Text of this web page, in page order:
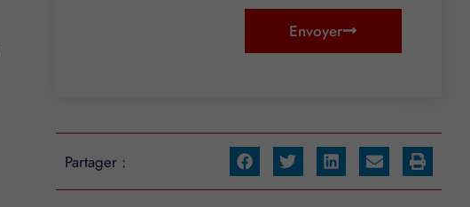
Envoyer
Partager :